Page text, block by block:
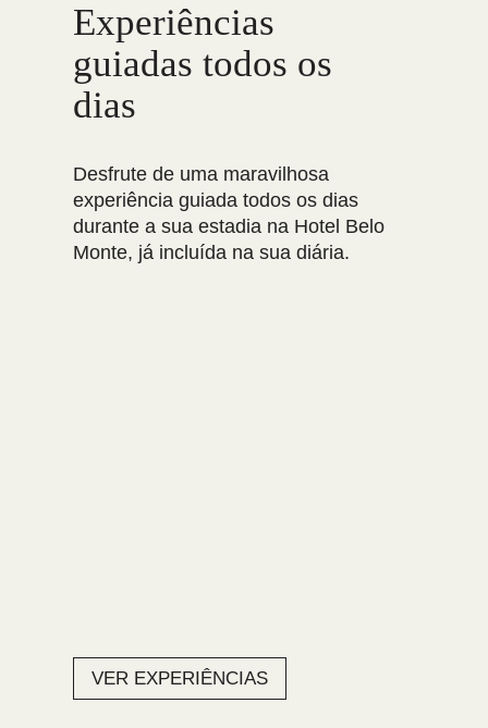
Experiências
guiadas todos os
dias
Desfrute de uma maravilhosa
experiência guiada todos os dias
durante a sua estadia na Hotel Belo
Monte, já incluída na sua diária.
VER EXPERIÊNCIAS